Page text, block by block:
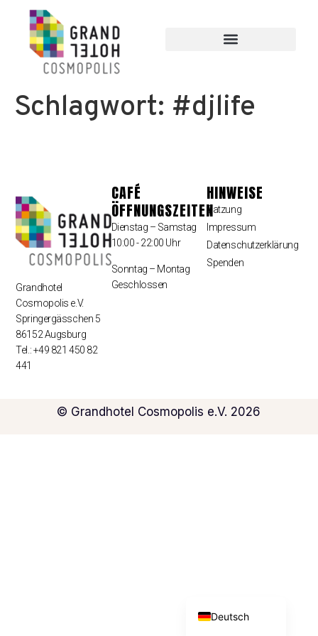
Schlagwort: #djlife
Grandhotel
Cosmopolis e.V.
Springergässchen 5
86152 Augsburg
Tel.: +49 821 450 82
441
CAFÉ
ÖFFNUNGSZEITEN
Dienstag – Samstag
10:00 - 22:00 Uhr
Sonntag – Montag
Geschlossen
HINWEISE
Satzung
Impressum
Datenschutzerklärung
Spenden
© Grandhotel Cosmopolis e.V. 2026
Deutsch